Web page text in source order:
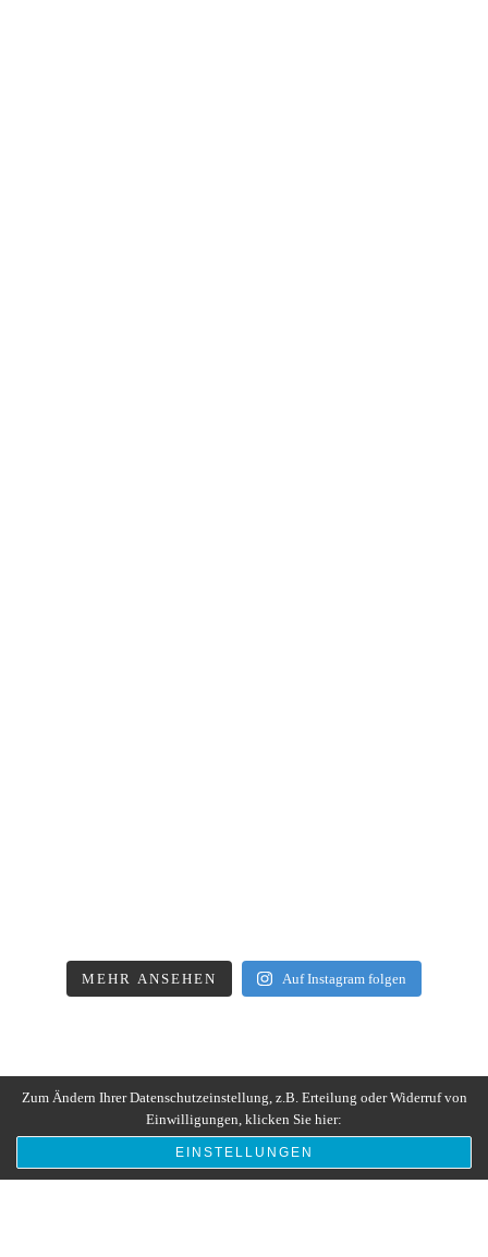
MEHR ANSEHEN Auf Instagram folgen
Zum Ändern Ihrer Datenschutzeinstellung, z.B. Erteilung oder Widerruf von
Einwilligungen, klicken Sie hier:
EINSTELLUNGEN